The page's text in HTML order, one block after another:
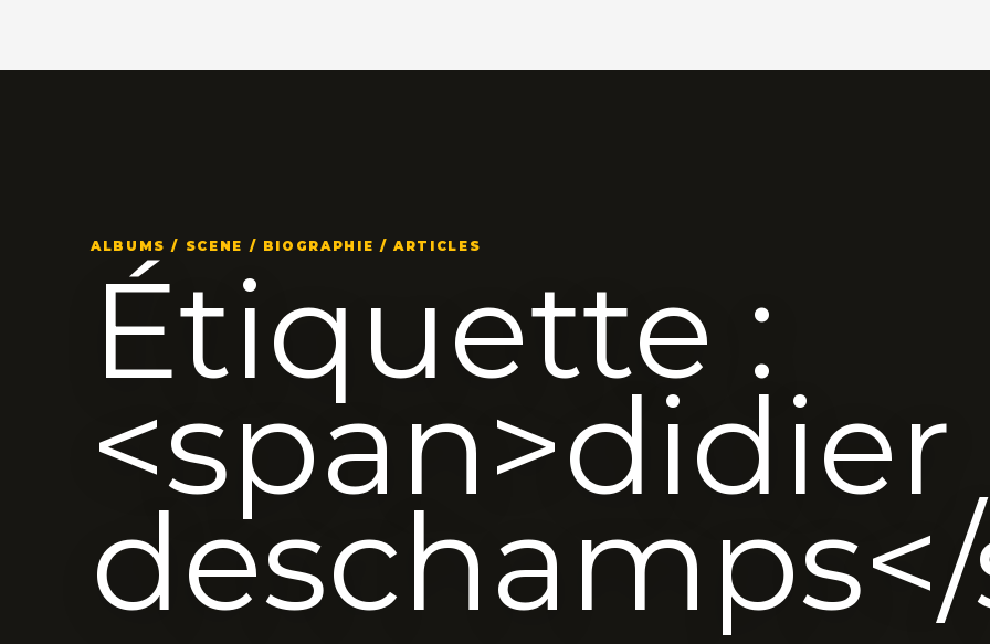
ALBUMS / SCENE / BIOGRAPHIE / ARTICLES
Étiquette :
<span>didier